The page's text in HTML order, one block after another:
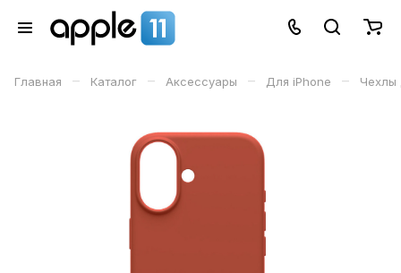
Главная – Каталог – Аксессуары – Для iPhone – Чехлы